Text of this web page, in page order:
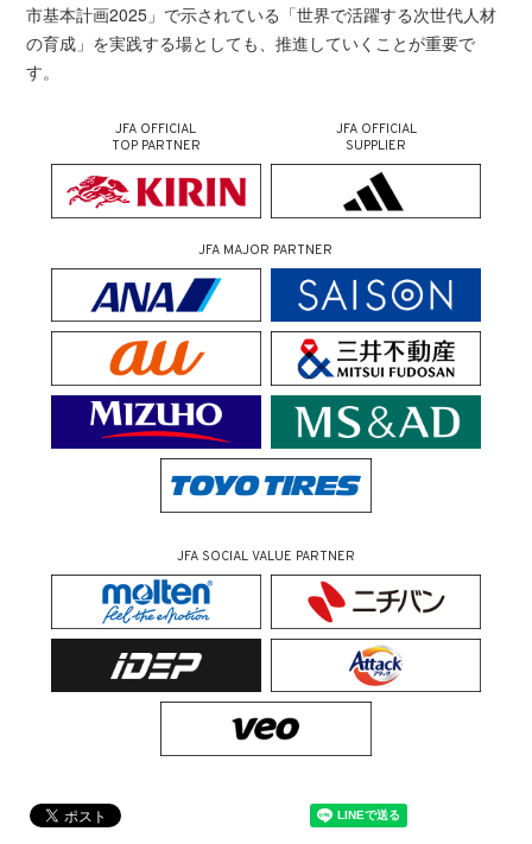
市基本計画2025」で示されている「世界で活躍する次世代人材
の育成」を実践する場としても、推進していくことが重要で
す。
JFA OFFICIAL
TOP PARTNER
JFA OFFICIAL
SUPPLIER
JFA MAJOR PARTNER
JFA SOCIAL VALUE PARTNER